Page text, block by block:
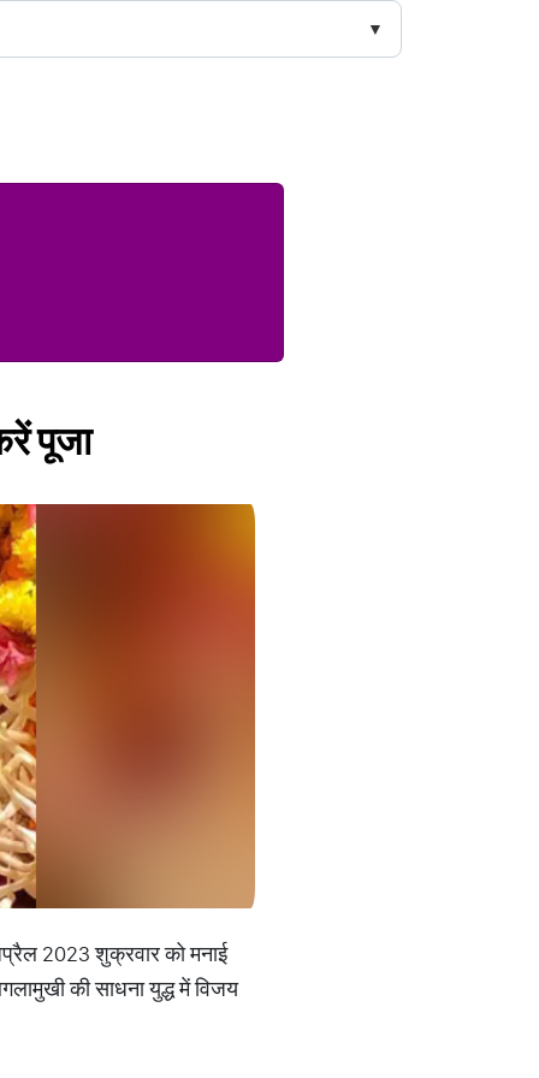
पूजा
2023 शुक्रवार को मनाई
की साधना युद्ध में विजय